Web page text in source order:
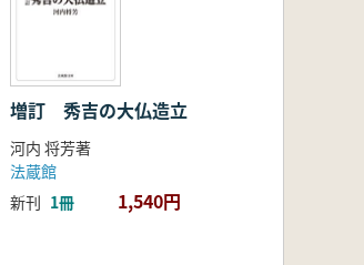
増訂 秀吉の大仏造立
河内 将芳著
法蔵館
新刊 1冊 1,540円